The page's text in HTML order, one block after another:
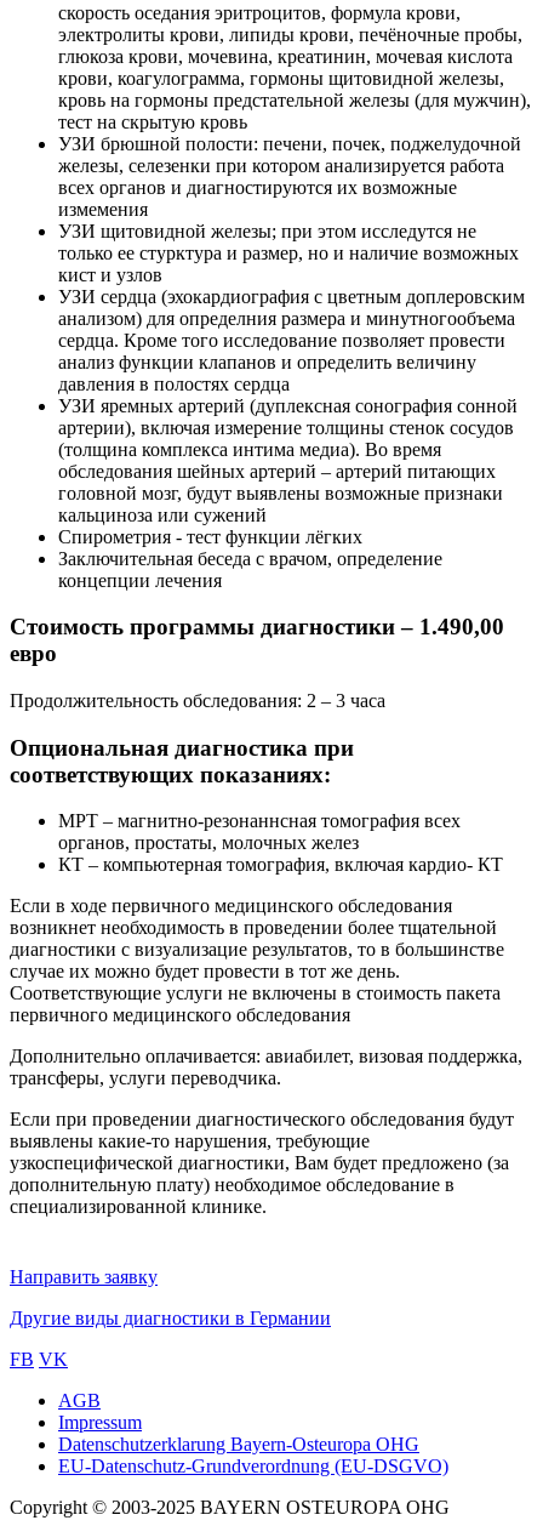
скорость оседания эритроцитов, формула крови,
электролиты крови, липиды крови, печёночные пробы,
глюкоза крови, мочевина, креатинин, мочевая кислота
крови, коагулограмма, гормоны щитовидной железы,
кровь на гормоны предстательной железы (для мужчин),
тест на скрытую кровь
УЗИ брюшной полости: печени, почек, поджелудочной
железы, селезенки при котором анализируется работа
всех органов и диагностируются их возможные
измемения
УЗИ щитовидной железы; при этом исследутся не
только ее стурктура и размер, но и наличие возможных
кист и узлов
УЗИ сердца (эхокардиография с цветным доплеровским
анализом) для определния размера и минутногообъема
сердца. Кроме того исследование позволяет провести
анализ функции клапанов и определить величину
давления в полостях сердца
УЗИ яремных артерий (дуплексная сонография сонной
артерии), включая измерение толщины стенок сосудов
(толщина комплекса интима медиа). Во время
обследования шейных артерий – артерий питающих
головной мозг, будут выявлены возможные признаки
кальциноза или сужений
Спирометрия - тест функции лёгких
Заключительная беседа с врачом, определение
концепции лечения
Стоимость программы диагностики – 1.490,00
евро
Продолжительность обследования: 2 – 3 часа
Опциональная диагностика при
соответствующих показаниях:
МРТ – магнитно-резонаннсная томография всех
органов, простаты, молочных желез
КТ – компьютерная томография, включая кардио- КТ
Если в ходе первичного медицинского обследования
возникнет необходимость в проведении более тщательной
диагностики с визуализацие результатов, то в большинстве
случае их можно будет провести в тот же день.
Соответствующие услуги не включены в стоимость пакета
первичного медицинского обследования
Дополнительно оплачивается: авиабилет, визовая поддержка,
трансферы, услуги переводчика.
Если при проведении диагностического обследования будут
выявлены какие-то нарушения, требующие
узкоспецифической диагностики, Вам будет предложено (за
дополнительную плату) необходимое обследование в
специализированной клинике.
Направить заявку
Другие виды диагностики в Германии
FB VK
Sub
footer
AGB
Impressum
Datenschutzerklarung Bayern-Osteuropa OHG
EU-Datenschutz-Grundverordnung (EU-DSGVO)
Copyright © 2003-2025 BAYERN OSTEUROPA OHG